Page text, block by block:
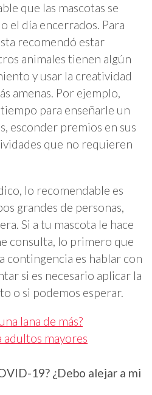
que las mascotas se
el día encerrados. Para
recomendó estar
animales tienen algún
y usar la creatividad
amenas. Por ejemplo,
para enseñarle un
esconder premios en sus
que no requieren
lo recomendable es
grandes de personas,
Si a tu mascota le hace
consulta, lo primero que
contingencia es hablar con
si es necesario aplicar la
o si podemos esperar.
lana de más?
adultos mayores
19? ¿Debo alejar a mi